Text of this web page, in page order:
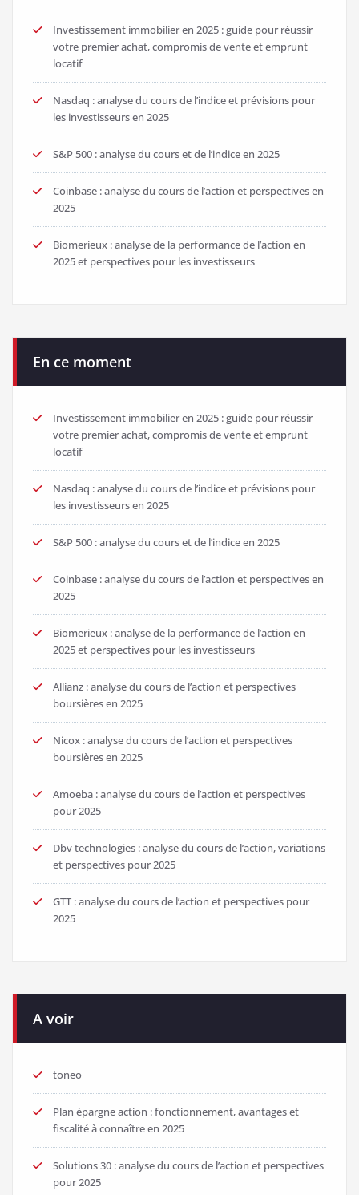
Investissement immobilier en 2025 : guide pour réussir
votre premier achat, compromis de vente et emprunt
locatif
Nasdaq : analyse du cours de l’indice et prévisions pour
les investisseurs en 2025
S&P 500 : analyse du cours et de l’indice en 2025
Coinbase : analyse du cours de l’action et perspectives en
2025
Biomerieux : analyse de la performance de l’action en
2025 et perspectives pour les investisseurs
En ce moment
Investissement immobilier en 2025 : guide pour réussir
votre premier achat, compromis de vente et emprunt
locatif
Nasdaq : analyse du cours de l’indice et prévisions pour
les investisseurs en 2025
S&P 500 : analyse du cours et de l’indice en 2025
Coinbase : analyse du cours de l’action et perspectives en
2025
Biomerieux : analyse de la performance de l’action en
2025 et perspectives pour les investisseurs
Allianz : analyse du cours de l’action et perspectives
boursières en 2025
Nicox : analyse du cours de l’action et perspectives
boursières en 2025
Amoeba : analyse du cours de l’action et perspectives
pour 2025
Dbv technologies : analyse du cours de l’action, variations
et perspectives pour 2025
GTT : analyse du cours de l’action et perspectives pour
2025
A voir
toneo
Plan épargne action : fonctionnement, avantages et
fiscalité à connaître en 2025
Solutions 30 : analyse du cours de l’action et perspectives
pour 2025